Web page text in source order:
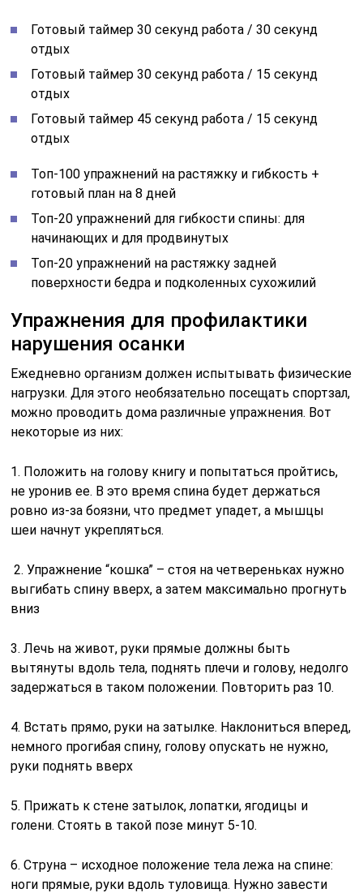
Готовый таймер 30 секунд работа / 30 секунд
отдых
Готовый таймер 30 секунд работа / 15 секунд
отдых
Готовый таймер 45 секунд работа / 15 секунд
отдых
Топ-100 упражнений на растяжку и гибкость +
готовый план на 8 дней
Топ-20 упражнений для гибкости спины: для
начинающих и для продвинутых
Топ-20 упражнений на растяжку задней
поверхности бедра и подколенных сухожилий
Упражнения для профилактики
нарушения осанки
Ежедневно организм должен испытывать физические
нагрузки. Для этого необязательно посещать спортзал,
можно проводить дома различные упражнения. Вот
некоторые из них:
1. Положить на голову книгу и попытаться пройтись,
не уронив ее. В это время спина будет держаться
ровно из-за боязни, что предмет упадет, а мышцы
шеи начнут укрепляться.
2. Упражнение “кошка” – стоя на четвереньках нужно
выгибать спину вверх, а затем максимально прогнуть
вниз
3. Лечь на живот, руки прямые должны быть
вытянуты вдоль тела, поднять плечи и голову, недолго
задержаться в таком положении. Повторить раз 10.
4. Встать прямо, руки на затылке. Наклониться вперед,
немного прогибая спину, голову опускать не нужно,
руки поднять вверх
5. Прижать к стене затылок, лопатки, ягодицы и
голени. Стоять в такой позе минут 5-10.
6. Струна – исходное положение тела лежа на спине:
ноги прямые, руки вдоль туловища. Нужно завести